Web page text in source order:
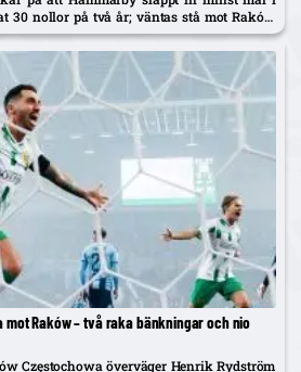
30 nollor på två år; väntas stå mot Raków
mot Raków – två raka bänkningar och nio
Częstochowa överväger Henrik Rydström